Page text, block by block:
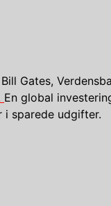
Gates,
En global
i sparede udgifter.